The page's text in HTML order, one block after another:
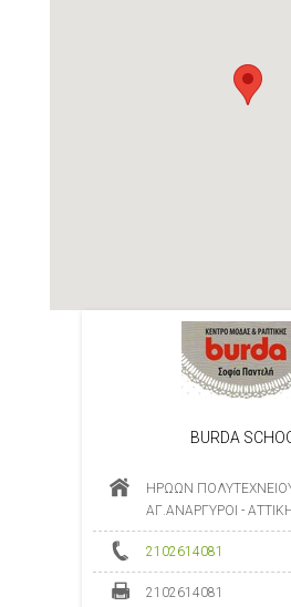
BURDA
ΗΡΩΩΝ
ΑΓ.ΑΝΑΡΓΥΡΟΙ -
2102614081
2102614081